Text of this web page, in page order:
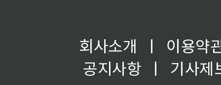
회사소개 ㅣ
이용약
공지사항
ㅣ
기사제